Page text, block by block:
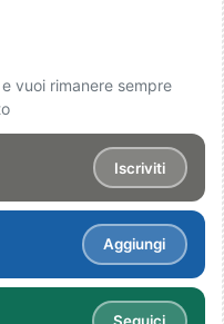
vuoi rimanere sempre
Iscriviti
Aggiungi